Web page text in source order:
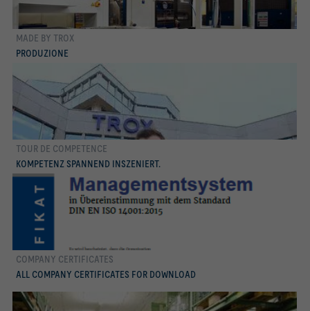
MADE BY TROX
PRODUZIONE
di più
TOUR DE COMPETENCE
KOMPETENZ SPANNEND INSZENIERT.
COMPANY CERTIFICATES
ALL COMPANY CERTIFICATES FOR DOWNLOAD
di più